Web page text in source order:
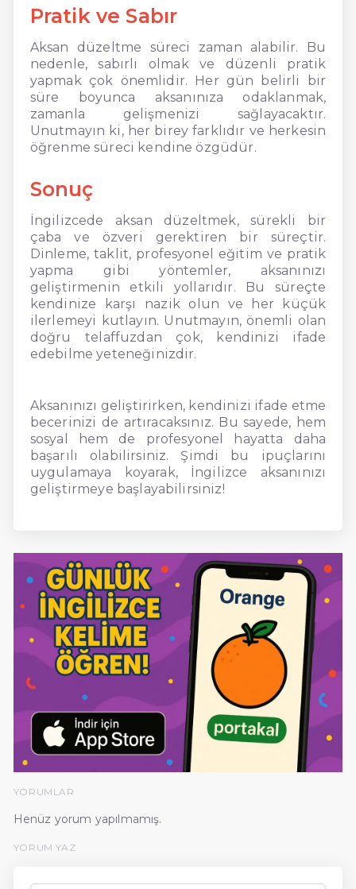
Pratik ve Sabır
Aksan düzeltme süreci zaman alabilir. Bu
nedenle, sabırlı olmak ve düzenli pratik
yapmak çok önemlidir. Her gün belirli bir
süre boyunca aksanınıza odaklanmak,
zamanla gelişmenizi sağlayacaktır.
Unutmayın ki, her birey farklıdır ve herkesin
öğrenme süreci kendine özgüdür.
Sonuç
İngilizcede aksan düzeltmek, sürekli bir
çaba ve özveri gerektiren bir süreçtir.
Dinleme, taklit, profesyonel eğitim ve pratik
yapma gibi yöntemler, aksanınızı
geliştirmenin etkili yollarıdır. Bu süreçte
kendinize karşı nazik olun ve her küçük
ilerlemeyi kutlayın. Unutmayın, önemli olan
doğru telaffuzdan çok, kendinizi ifade
edebilme yeteneğinizdir.
Aksanınızı geliştirirken, kendinizi ifade etme
becerinizi de artıracaksınız. Bu sayede, hem
sosyal hem de profesyonel hayatta daha
başarılı olabilirsiniz. Şimdi bu ipuçlarını
uygulamaya koyarak, İngilizce aksanınızı
geliştirmeye başlayabilirsiniz!
YORUMLAR
Henüz yorum yapılmamış.
YORUM YAZ